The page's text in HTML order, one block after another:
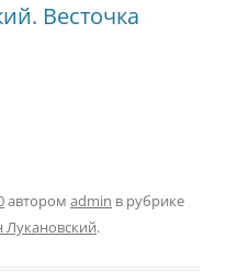
Весточка
автором admin в рубрике
Лукановский.